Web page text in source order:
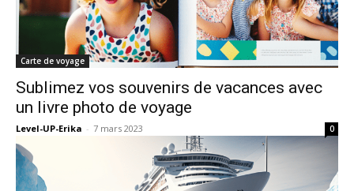
Carte de voyage
Sublimez vos souvenirs de vacances avec
un livre photo de voyage
Level-UP-Erika - 7 mars 2023 0